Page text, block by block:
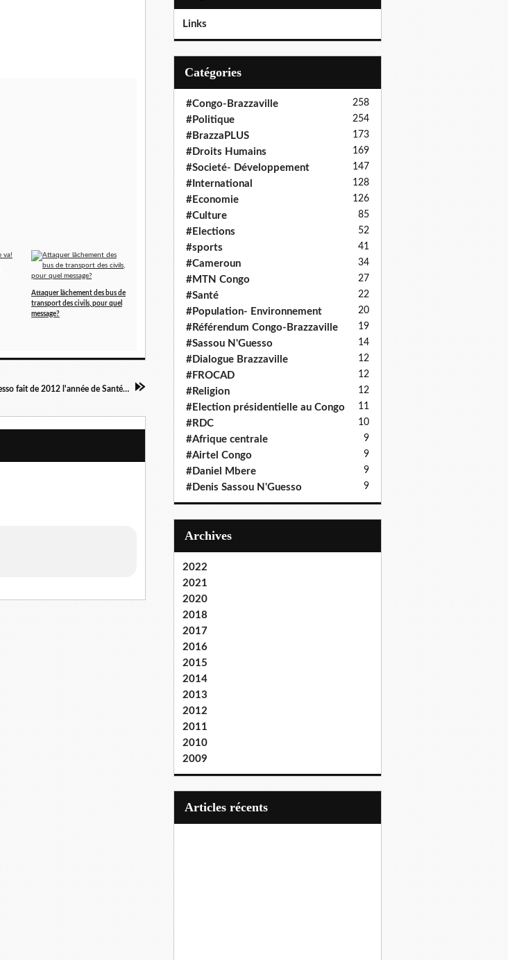
Attaquer lâchement des bus de
transport des civils, pour quel
message?
Sassou Nguesso fait de 2012 l'année de Santé et de l'Electricté pour tous!
Links
Catégories
#Congo-Brazzaville 258
#Politique 254
#BrazzaPLUS 173
#Droits Humains 169
#Societé- Développement 147
#International 128
#Economie 126
#Culture 85
#Elections 52
#sports 41
#Cameroun 34
#MTN Congo 27
#Santé 22
#Population- Environnement 20
#Référendum Congo-Brazzaville 19
#Sassou N'Guesso 14
#Dialogue Brazzaville 12
#FROCAD 12
#Religion 12
#Election présidentielle au Congo 11
#RDC 10
#Afrique centrale 9
#Airtel Congo 9
#Daniel Mbere 9
#Denis Sassou N'Guesso 9
Archives
2022
2021
2020
2018
2017
2016
2015
2014
2013
2012
2011
2010
2009
articles récents